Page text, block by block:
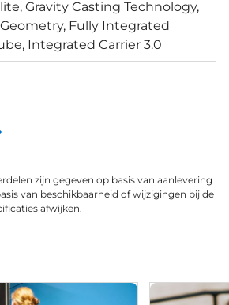
miles of smiles" helemaal
Gravity Casting Technology,
Fully Integrated
Integrated Carrier 3.0
zijn gegeven op basis van aanlevering
van beschikbaarheid of wijzigingen bij de
afwijken.